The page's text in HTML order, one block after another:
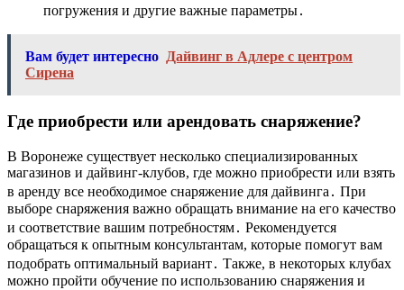
погружения и другие важные параметры․
Вам будет интересно Дайвинг в Адлере с центром
Сирена
Где приобрести или арендовать снаряжение?
В Воронеже существует несколько специализированных
магазинов и дайвинг-клубов, где можно приобрести или взять
в аренду все необходимое снаряжение для дайвинга․ При
выборе снаряжения важно обращать внимание на его качество
и соответствие вашим потребностям․ Рекомендуется
обращаться к опытным консультантам, которые помогут вам
подобрать оптимальный вариант․ Также, в некоторых клубах
можно пройти обучение по использованию снаряжения и